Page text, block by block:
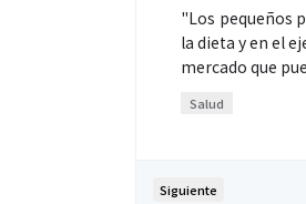
"Los pequeños
la dieta y en el
mercado que
Salud
Siguiente